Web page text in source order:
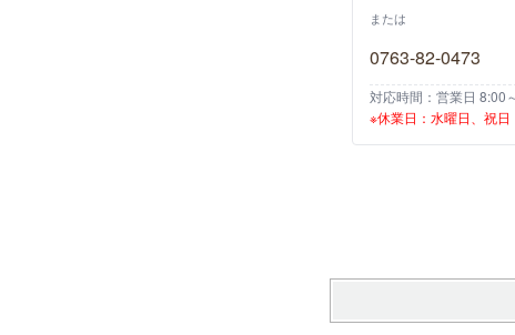
または
0763-82-0473
対応時間：営業日 8:00
※休業日：水曜日、祝日